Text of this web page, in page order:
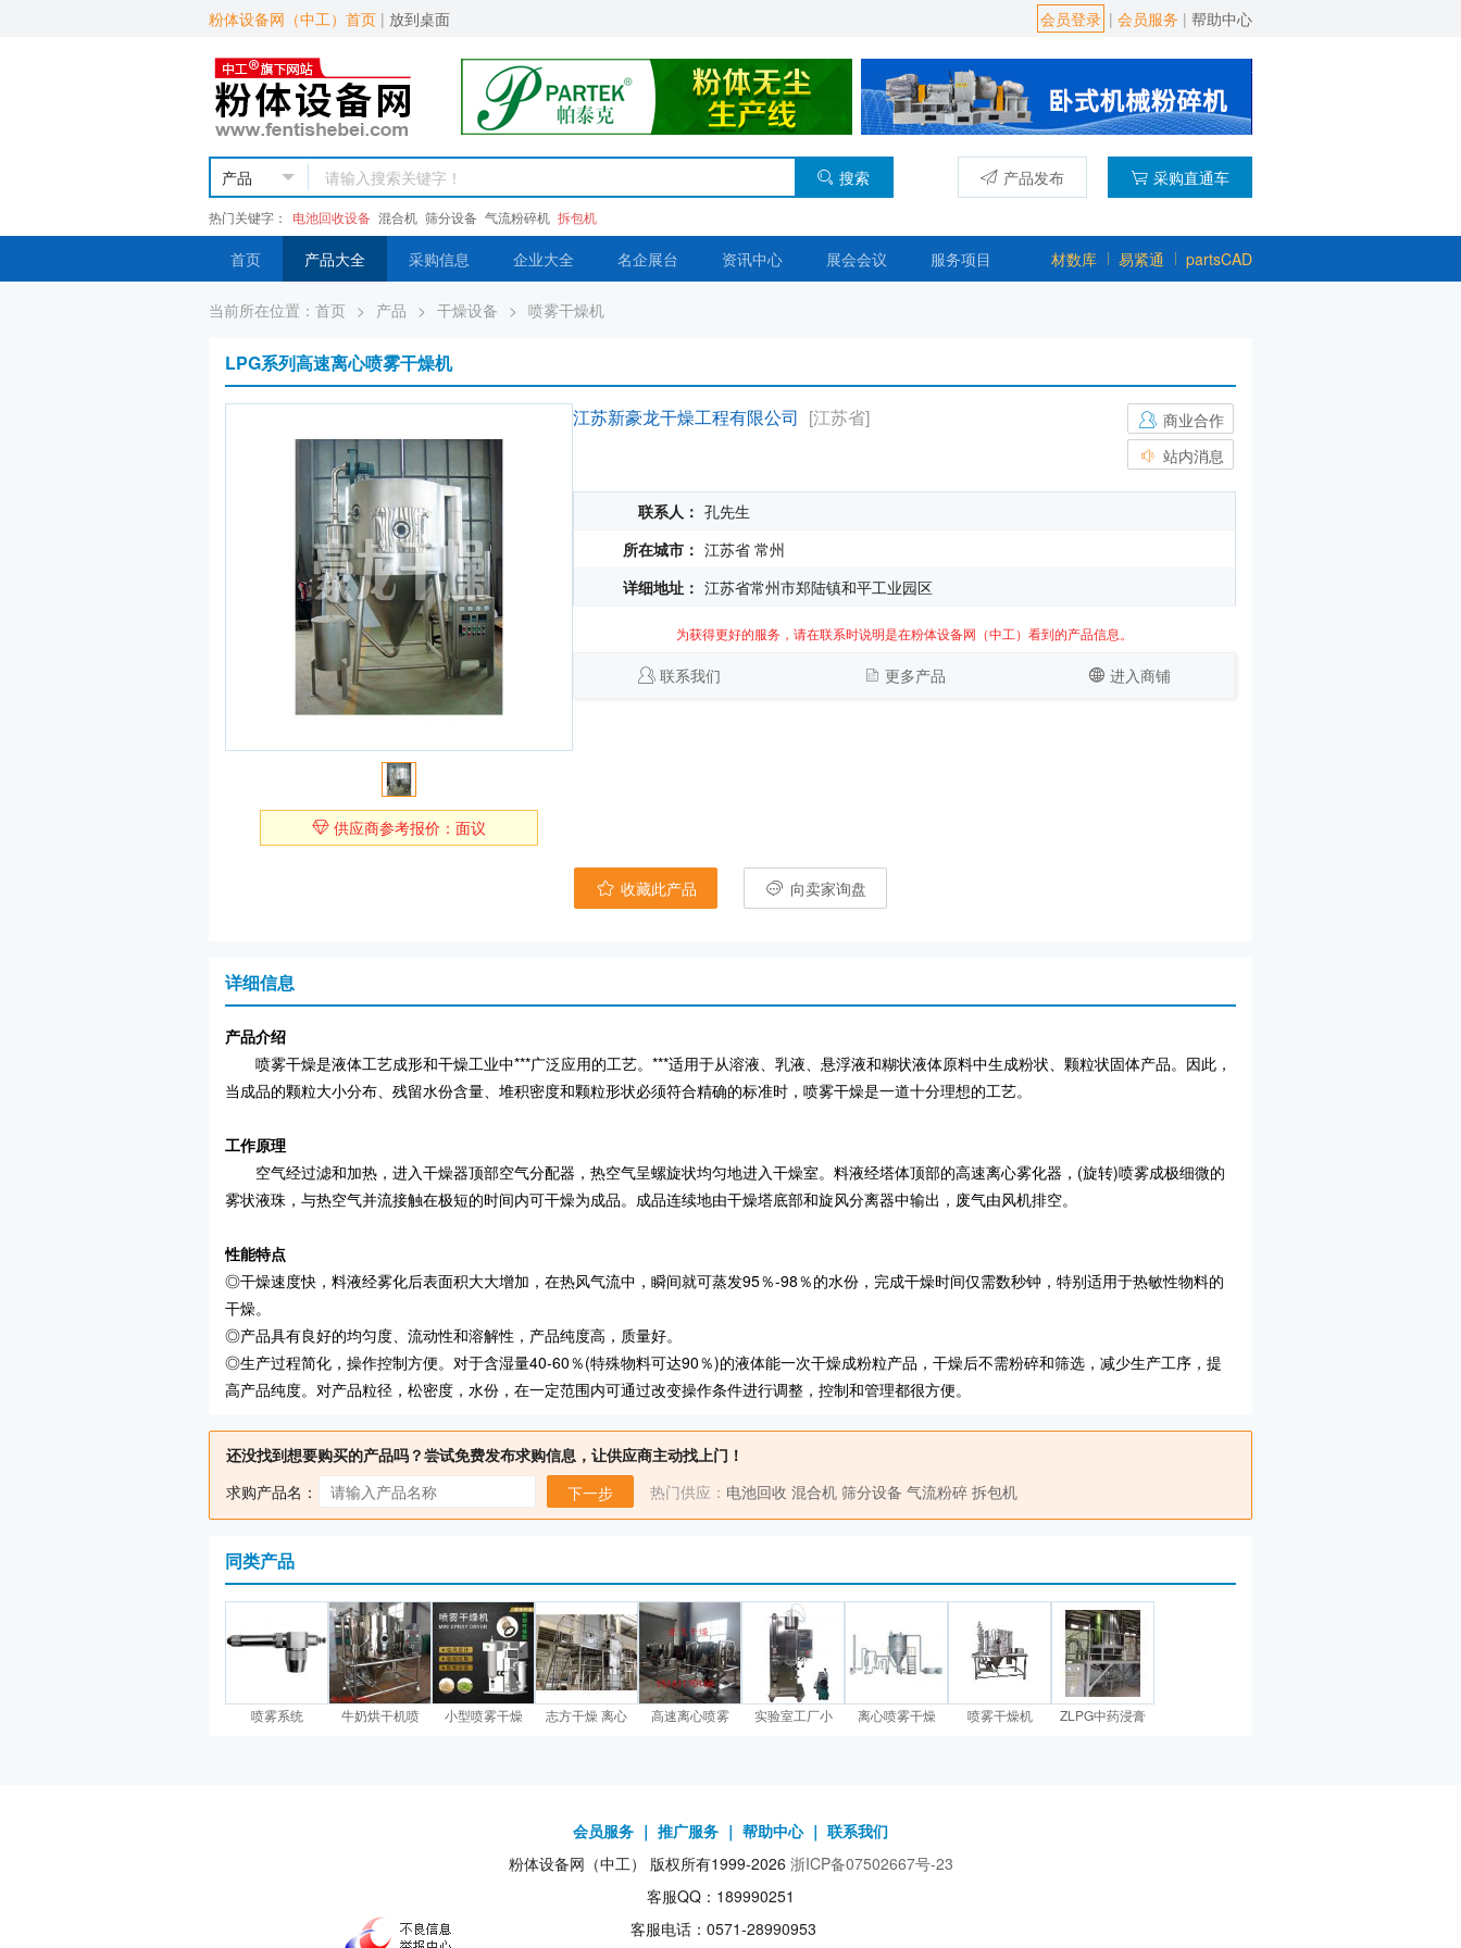
粉体设备网（中工）首页 | 放到桌面 会员登录 | 会员服务 | 帮助中心
搜索 产品发布 采购直通车
热门关键字： 电池回收设备 混合机 筛分设备 气流粉碎机 拆包机
首页 产品大全 采购信息 企业大全 名企展台 资讯中心 展会会议 服务项目 材数库 易紧通 partsCAD
当前所在位置： 首页 > 产品 > 干燥设备 > 喷雾干燥机
LPG系列高速离心喷雾干燥机
供应商参考报价：面议
江苏新豪龙干燥工程有限公司 [江苏省]
商业合作
站内消息
联系人： 孔先生
所在城市： 江苏省 常州
详细地址： 江苏省常州市郑陆镇和平工业园区
为获得更好的服务，请在联系时说明是在粉体设备网（中工）看到的产品信息。
联系我们 更多产品 进入商铺
收藏此产品 向卖家询盘
详细信息
产品介绍
喷雾干燥是液体工艺成形和干燥工业中***广泛应用的工艺。***适用于从溶液、乳液、悬浮液和糊状液体原料中生成粉状、颗粒状固体产品。因此，
当成品的颗粒大小分布、残留水份含量、堆积密度和颗粒形状必须符合精确的标准时，喷雾干燥是一道十分理想的工艺。
工作原理
空气经过滤和加热，进入干燥器顶部空气分配器，热空气呈螺旋状均匀地进入干燥室。料液经塔体顶部的高速离心雾化器，(旋转)喷雾成极细微的
雾状液珠，与热空气并流接触在极短的时间内可干燥为成品。成品连续地由干燥塔底部和旋风分离器中输出，废气由风机排空。
性能特点
◎干燥速度快，料液经雾化后表面积大大增加，在热风气流中，瞬间就可蒸发95％-98％的水份，完成干燥时间仅需数秒钟，特别适用于热敏性物料的
干燥。
◎产品具有良好的均匀度、流动性和溶解性，产品纯度高，质量好。
◎生产过程简化，操作控制方便。对于含湿量40-60％(特殊物料可达90％)的液体能一次干燥成粉粒产品，干燥后不需粉碎和筛选，减少生产工序，提
高产品纯度。对产品粒径，松密度，水份，在一定范围内可通过改变操作条件进行调整，控制和管理都很方便。
还没找到想要购买的产品吗？尝试免费发布求购信息，让供应商主动找上门！
求购产品名：
下一步 热门供应： 电池回收 混合机 筛分设备 气流粉碎 拆包机
同类产品
喷雾系统 牛奶烘干机喷 小型喷雾干燥 志方干燥 离心 高速离心喷雾 实验室工厂小 离心喷雾干燥 喷雾干燥机 ZLPG中药浸膏
会员服务 ｜ 推广服务 ｜ 帮助中心｜ 联系我们
粉体设备网（中工） 版权所有1999-2026 浙ICP备07502667号-23
客服QQ：189990251
客服电话：0571-28990953